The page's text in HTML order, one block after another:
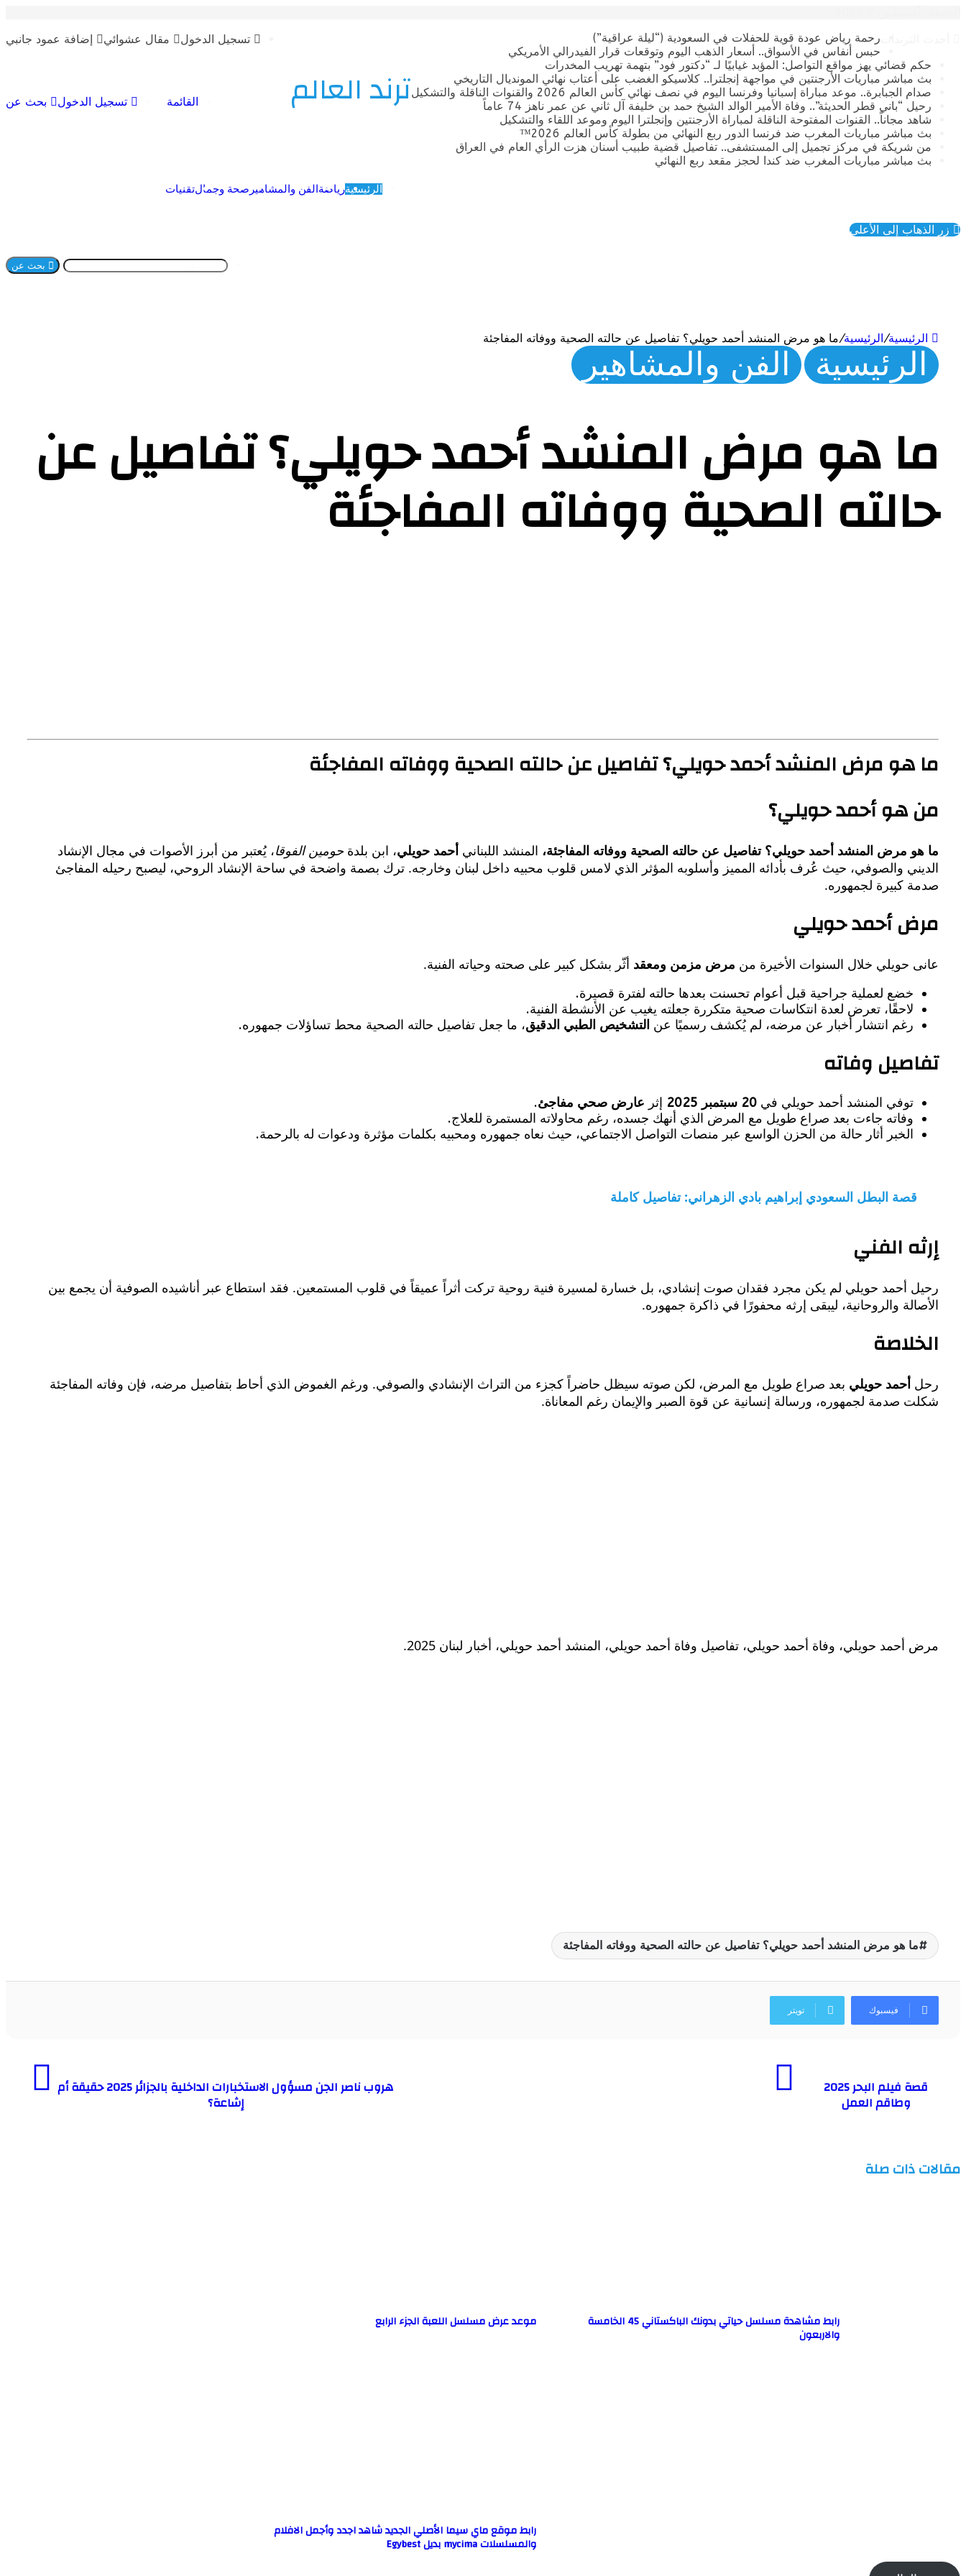
رحمة رياض عودة قوية للحفلات في السعودية (“ليلة عراقية”)
حبس أنفاس في الأسواق.. أسعار الذهب اليوم وتوقعات قرار الفيدرالي الأمريكي
حكم قضائي يهز مواقع التواصل: المؤبد غيابيًا لـ “دكتور فود” بتهمة تهريب المخدرات
بث مباشر مباريات الأرجنتين في مواجهة إنجلترا.. كلاسيكو الغضب على أعتاب نهائي المونديال التاريخي
صدام الجبابرة.. موعد مباراة إسبانيا وفرنسا اليوم في نصف نهائي كأس العالم 2026 والقنوات الناقلة والتشكيل
رحيل “باني قطر الحديثة”.. وفاة الأمير الوالد الشيخ حمد بن خليفة آل ثاني عن عمر ناهز 74 عاماً
​شاهد مجاناً.. القنوات المفتوحة الناقلة لمباراة الأرجنتين وإنجلترا اليوم وموعد اللقاء والتشكيل
بث مباشر مباريات المغرب ضد فرنسا الدور ربع النهائي من بطولة كأس العالم 2026™
من شريكة في مركز تجميل إلى المستشفى.. تفاصيل قضية طبيب أسنان هزت الرأي العام في العراق
بث مباشر مباريات المغرب ضد كندا لحجز مقعد ربع النهائي
إضافة عمود جانبي مقال عشوائي تسجيل الدخول
بحث عن تسجيل الدخول ترند العالم القائمة
الرئيسيةرياضة الفن والمشاهير صحة وجمالتقنيات
بحث عن
الرئيسية/الرئيسية/ما هو مرض المنشد أحمد حويلي؟ تفاصيل عن حالته الصحية ووفاته المفاجئة
الرئيسية الفن والمشاهير
ما هو مرض المنشد أحمد حويلي؟ تفاصيل عن
حالته الصحية ووفاته المفاجئة
ما هو مرض المنشد أحمد حويلي؟ تفاصيل عن حالته الصحية ووفاته المفاجئة
من هو أحمد حويلي؟
ما هو مرض المنشد أحمد حويلي؟ تفاصيل عن حالته الصحية ووفاته المفاجئة، المنشد اللبناني أحمد حويلي، ابن بلدة حومين الفوقا، يُعتبر من أبرز الأصوات في مجال الإنشاد
الديني والصوفي، حيث عُرف بأدائه المميز وأسلوبه المؤثر الذي لامس قلوب محبيه داخل لبنان وخارجه. ترك بصمة واضحة في ساحة الإنشاد الروحي، ليصبح رحيله المفاجئ
صدمة كبيرة لجمهوره.
مرض أحمد حويلي
عانى حويلي خلال السنوات الأخيرة من مرض مزمن ومعقد أثّر بشكل كبير على صحته وحياته الفنية.
خضع لعملية جراحية قبل أعوام تحسنت بعدها حالته لفترة قصيرة.
لاحقًا، تعرض لعدة انتكاسات صحية متكررة جعلته يغيب عن الأنشطة الفنية.
رغم انتشار أخبار عن مرضه، لم يُكشف رسميًا عن التشخيص الطبي الدقيق، ما جعل تفاصيل حالته الصحية محط تساؤلات جمهوره.
تفاصيل وفاته
توفي المنشد أحمد حويلي في 20 سبتمبر 2025 إثر عارض صحي مفاجئ.
وفاته جاءت بعد صراع طويل مع المرض الذي أنهك جسده، رغم محاولاته المستمرة للعلاج.
الخبر أثار حالة من الحزن الواسع عبر منصات التواصل الاجتماعي، حيث نعاه جمهوره ومحبيه بكلمات مؤثرة ودعوات له بالرحمة.
قصة البطل السعودي إبراهيم بادي الزهراني: تفاصيل كاملة
إرثه الفني
رحيل أحمد حويلي لم يكن مجرد فقدان صوت إنشادي، بل خسارة لمسيرة فنية روحية تركت أثراً عميقاً في قلوب المستمعين. فقد استطاع عبر أناشيده الصوفية أن يجمع بين
الأصالة والروحانية، ليبقى إرثه محفورًا في ذاكرة جمهوره.
الخلاصة
رحل أحمد حويلي بعد صراع طويل مع المرض، لكن صوته سيظل حاضراً كجزء من التراث الإنشادي والصوفي. ورغم الغموض الذي أحاط بتفاصيل مرضه، فإن وفاته المفاجئة
شكلت صدمة لجمهوره، ورسالة إنسانية عن قوة الصبر والإيمان رغم المعاناة.
مرض أحمد حويلي، وفاة أحمد حويلي، تفاصيل وفاة أحمد حويلي، المنشد أحمد حويلي، أخبار لبنان 2025.
ما هو مرض المنشد أحمد حويلي؟ تفاصيل عن حالته الصحية ووفاته المفاجئة
فيسبوك تويتر
قصة فيلم البحر 2025
وطاقم العمل
هروب ناصر الجن مسؤول الاستخبارات الداخلية بالجزائر 2025 حقيقة أم
إشاعة؟
مقالات ذات صلة
رابط مشاهدة مسلسل حياتي بدونك الباكستاني 45 الخامسة
والاربعون
موعد عرض مسلسل اللعبة الجزء الرابع
رابط موقع ماي سيما الأصلي الجديد شاهد اجدد وأجمل الافلام
والمسلسلات mycima بديل Egybest
زر الذهاب إلى الأعلى